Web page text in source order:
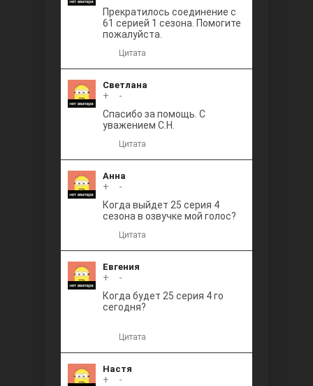
Прекратилось соединение с
61 серией 1 сезона. Помогите
пожалуйста.
Цитата
Светлана
+
-
Спасибо за помощь. С
уважением С.Н.
Цитата
Анна
+
-
Когда выйдет 25 серия 4
сезона в озвучке мой голос?
Цитата
Евгения
+
-
Когда будет 25 серия 4 го
сегодня?
Цитата
Настя
+
-